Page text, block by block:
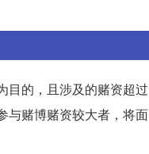
目的，且涉及的赌资超过
与赌博赌资较大者，将面